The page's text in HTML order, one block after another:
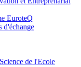
EuroteQ
d'échange
de l'Ecole